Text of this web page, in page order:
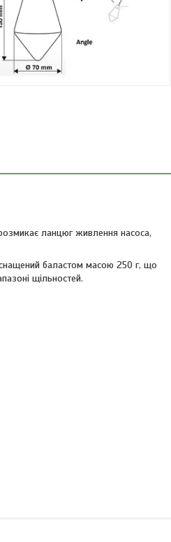
ланцюг живлення насоса,
баластом масою 250 г, що
щільностей.